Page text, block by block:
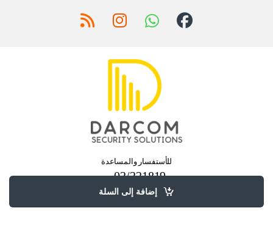
إضافة إلى السلة
للأستفسار والمساعدة
02/221819 -
02/377271